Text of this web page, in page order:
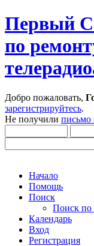
Первый
по
Добро пожаловать,
зарегистрируйтесь.
Не получили письмо
Начало
Помощь
Поиск
Поиск по
Календарь
Вход
Регистрация